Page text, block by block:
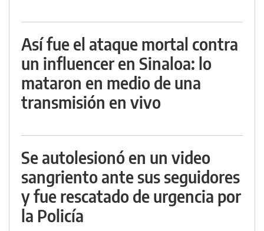
Así fue el ataque mortal contra
un influencer en Sinaloa: lo
mataron en medio de una
transmisión en vivo
Se autolesionó en un video
sangriento ante sus seguidores
y fue rescatado de urgencia por
la Policía